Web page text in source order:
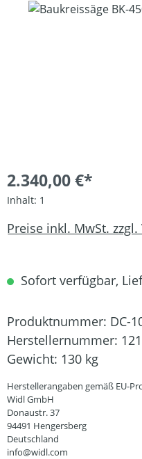
Bildergalerie
2.340,00 €*
Inhalt: 1
Preise inkl. MwSt.
Sofort verfügbar,
Produktnummer: DC-
Herstellernummer:
Gewicht: 130 kg
Herstellerangaben gemäß EU-
Widl GmbH
Donaustr. 37
94491 Hengersberg
Deutschland
info@widl.com